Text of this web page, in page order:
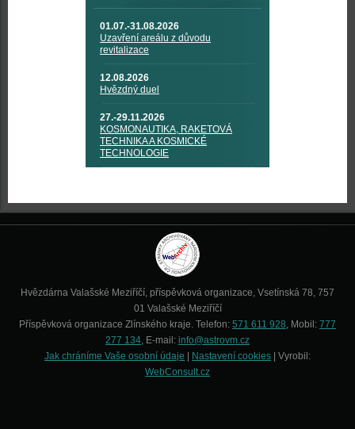
01.07.-31.08.2026
Uzavření areálu z důvodu
revitalizace
12.08.2026
Hvězdný duel
27.-29.11.2026
KOSMONAUTIKA, RAKETOVÁ
TECHNIKA A KOSMICKÉ
TECHNOLOGIE
Hvězdárna Valašské Meziříčí, příspěvková organizace, Vsetínská 78, 757
01 Valašské Meziříčí
Příspěvková organizace Zlínského kraje. Telefon: 571 611 928, Mobil: 777
277 134, E-mail: info@astrovm.cz
Jak chráníme Vaše osobní údaje
Nastavení cookies | Vyrobil:
WebConsult.cz